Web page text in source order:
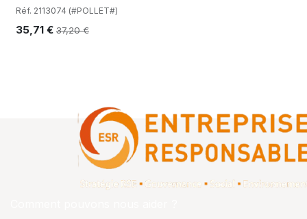
Réf. 2113074 (#POLLET#)
35,71 € 37,20€